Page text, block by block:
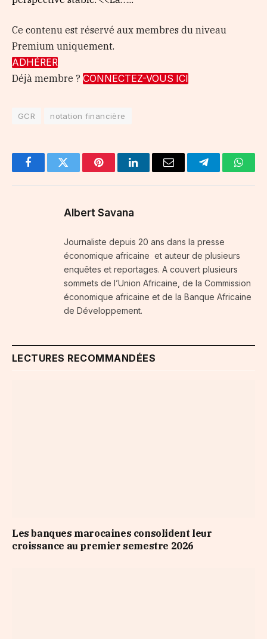
Ce contenu est réservé aux membres du niveau
Premium uniquement.
ADHÉRER
Déjà membre ? CONNECTEZ-VOUS ICI
GCR notation financière
FacebookTwitter PinterestLinkedInEmail Telegram
Albert Savana
Journaliste depuis 20 ans dans la presse
économique africaine et auteur de plusieurs
enquêtes et reportages. A couvert plusieurs
sommets de l’Union Africaine, de la Commission
économique africaine et de la Banque Africaine
de Développement.
LECTURES RECOMMANDÉES
Les banques marocaines consolident leur
croissance au premier semestre 2026